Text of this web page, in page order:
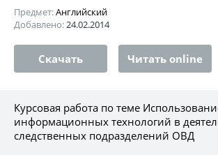
Предмет:Английский
Добавлено:24.02.2014
Скачать Читать online
Курсовая работа по теме
информационных технологий в
следственных подразделений ОВД